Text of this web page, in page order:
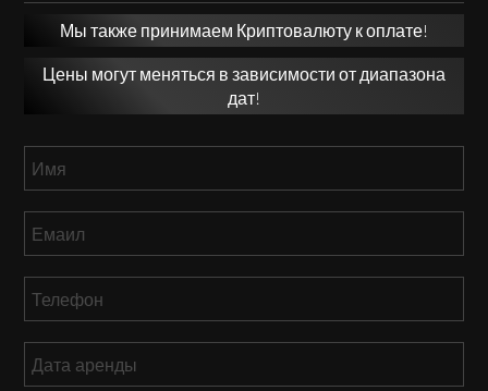
Мы также принимаем Криптовалюту к оплате!
Цены могут меняться в зависимости от диапазона
дат!
аренды